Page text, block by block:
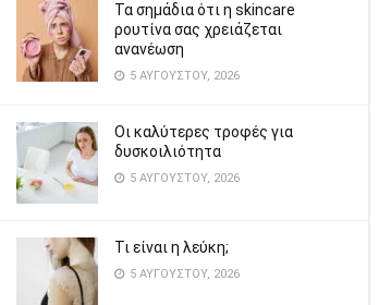
Τα σημάδια ότι η skincare
ρουτίνα σας χρειάζεται
ανανέωση
5 ΑΥΓΟΎΣΤΟΥ, 2026
Οι καλύτερες τροφές για
δυσκοιλιότητα
5 ΑΥΓΟΎΣΤΟΥ, 2026
Τι είναι η λεύκη;
5 ΑΥΓΟΎΣΤΟΥ, 2026